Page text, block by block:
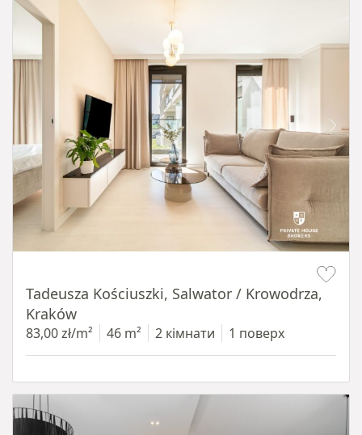
Tadeusza Kościuszki, Salwator / Krowodrza,
Kraków
83,00 zł/m² 46 m² 2 кімнати 1 поверх